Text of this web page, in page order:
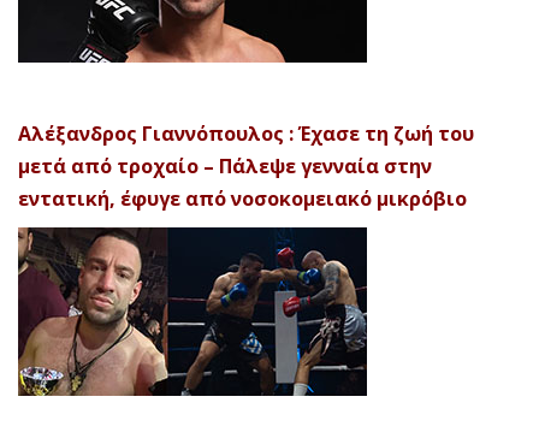
Αλέξανδρος Γιαννόπουλος : Έχασε τη ζωή του
μετά από τροχαίο – Πάλεψε γενναία στην
εντατική, έφυγε από νοσοκομειακό μικρόβιο